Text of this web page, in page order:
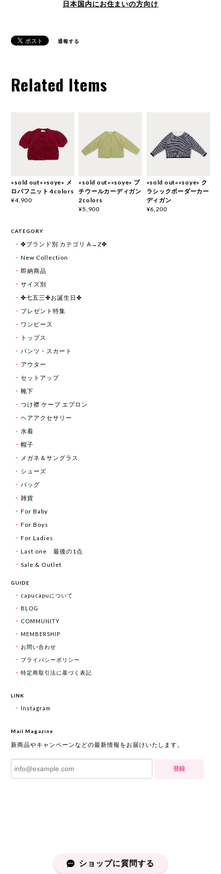
日本国内にお住まいの方向け
通報する
Related Items
«sold out»«soye» メ
ロパフニット 4colors
¥4,900
«sold out»«soye» プ
チウールカーディガン
2colors
¥5,900
«sold out»«soye» ク
ラシックボーダーカー
ディガン
¥6,200
CATEGORY
✤ブランド別 カテゴリ A→Z✤
New Collection
即納商品
サイズ別
✤七五三✤お誕生日✤
プレゼント特集
ワンピース
トップス
パンツ・スカート
アウター
セットアップ
靴下
つけ襟 ケープ エプロン
ヘアアクセサリー
水着
帽子
メガネ＆サングラス
シューズ
バッグ
雑貨
For Baby
For Boys
For Ladies
Last one 最後の1点
Sale & Outlet
GUIDE
capucapuについて
BLOG
COMMUNITY
MEMBERSHIP
お問い合わせ
プライバシーポリシー
特定商取引法に基づく表記
LINK
Instagram
Mail Magazine
新商品やキャンペーンなどの最新情報をお届けいたします。
登録
ショップに質問する